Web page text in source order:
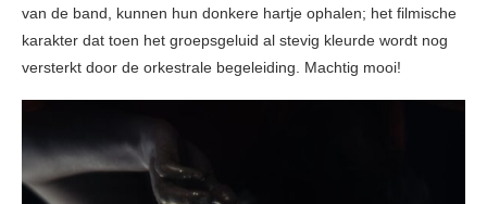
van de band, kunnen hun donkere hartje ophalen; het filmische
karakter dat toen het groepsgeluid al stevig kleurde wordt nog
versterkt door de orkestrale begeleiding. Machtig mooi!